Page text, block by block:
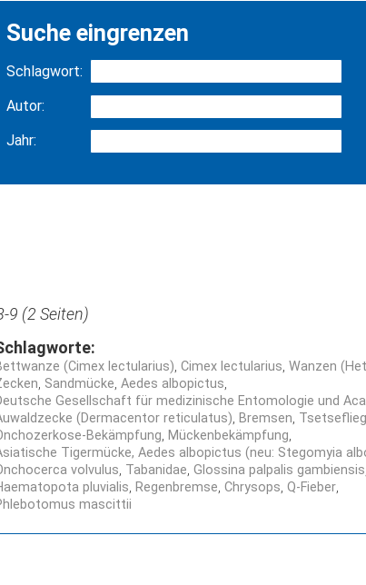
Suche eingrenzen
Schlagwort:
Autor:
Jahr:
9 (2 Seiten)
(Cimex lectularius) Cimex lectularius Wanzen
Sandmücke Aedes albopictus
Gesellschaft für medizinische Entomologie und
(Dermacentor reticulatus) Bremsen
Bekämpfung Mückenbekämpfung
Tigermücke, Aedes albopictus (neu: Stegomyia
volvulus Tabanidae Glossina palpalis gambiensis
pluvialis Regenbremse Chrysops Q-Fieber
mascittii